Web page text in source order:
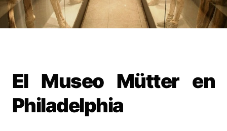
El Museo Mütter en
Philadelphia